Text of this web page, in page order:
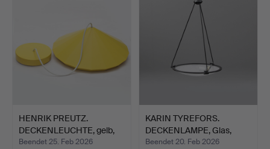
HENRIK PREUTZ.
DECKENLEUCHTE, gelb,
Metall…
Beendet 25. Feb 2026
KARIN TYREFORS.
DECKENLAMPE, Glas,
Ateljé …
Beendet 20. Feb 2026